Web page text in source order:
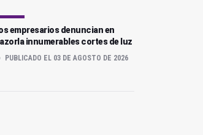
empresarios denuncian en
innumerables cortes de luz
PUBLICADO EL 03 DE AGOSTO DE 2026